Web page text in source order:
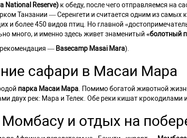
National Reserve)к обеду, после чего отправляемся на
Танзании — Серенгети и считается одним из самых
и более 450 видов птиц. Но главной
много, и именно здесь живет знаменитый «болотный
— Basecamp Masai Mara).
сафари в Масаи Мара
парка Масаи Мара. Помимо богатой животной
двух рек: Мара и Телек. Обе реки кишат крокодилами
и отдых на